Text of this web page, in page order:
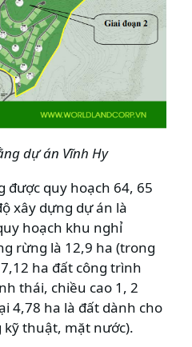
dự án Vĩnh Hy
được quy hoạch 64, 65
xây dựng dự án là
hoạch khu nghỉ
rừng là 12,9 ha (trong
ha đất công trình
thái, chiều cao 1, 2
4,78 ha là đất dành cho
thuật, mặt nước).